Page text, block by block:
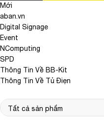
Mới
aban.vn
Digital Signage
Event
NComputing
SPD
Thông Tin Về BB-Kit
Thông Tin Về Tủ Điẹn